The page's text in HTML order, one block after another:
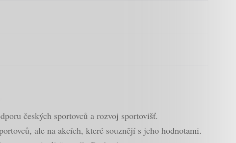
českých sportovců a rozvoj sportovišť.
ale na akcích, které souznějí s jeho hodnotami.